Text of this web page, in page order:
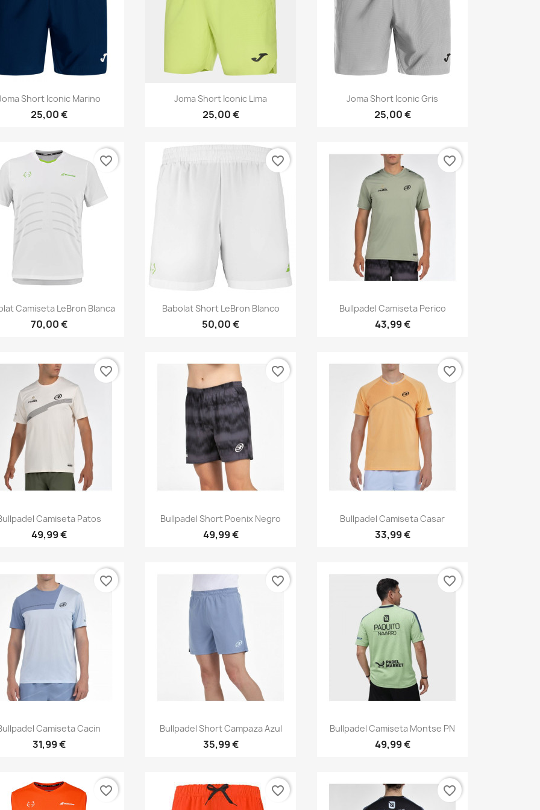
Vista rápida
Short Iconic Marino
25,00 €
Vista rápida
Joma Short Iconic Lima
25,00 €
Vista rápida
Joma Short Iconic Gris
25,00 €
Vista rápida
Camiseta LeBron Blanca
70,00 €
favorite_border
Vista rápida
Babolat Short LeBron Blanco
50,00 €
favorite_border
Vista rápida
Bullpadel Camiseta Perico
43,99 €
favorite_border
Vista rápida
Camiseta Patos
49,99 €
favorite_border
 Vista rápida
Bullpadel Short Poenix Negro
49,99 €
favorite_border
Vista rápida
Bullpadel Camiseta Casar
33,99 €
favorite_border
Vista rápida
Camiseta Cacin
31,99 €
favorite_border
Vista rápida
Bullpadel Short Campaza Azul
35,99 €
favorite_border
Vista rápida
Bullpadel Camiseta Montse PN
49,99 €
favorite_border
favorite_border favorite_border favorite_border